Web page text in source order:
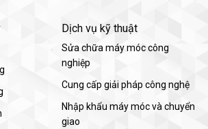
Dịch vụ kỹ thuật
Sửa chữa máy móc công
nghiệp
Cung cấp giải pháp công nghệ
Nhập khẩu máy móc và chuyển
giao